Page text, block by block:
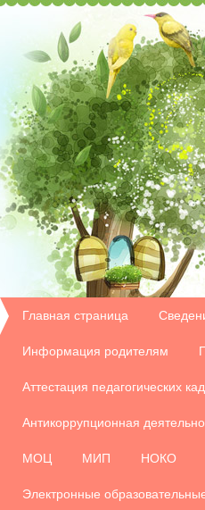
Главная страница
Информация родителям
Аттестация педагогических
Антикоррупционная
МОЦ МИП НОКО
Электронные